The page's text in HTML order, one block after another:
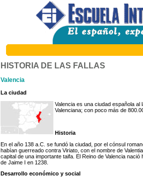
HISTORIA DE LAS FALLAS
Valencia
La ciudad
Valencia es una ciudad española
Valenciana; con poco más de
Historia
En el año 138 a.C. se fundó la ciudad, por el cónsul
habían guerreado contra Viriato, con el nombre de
capital de una importante taifa. El Reino de Valencia
de Jaime I en 1238.
Desarrollo económico y social